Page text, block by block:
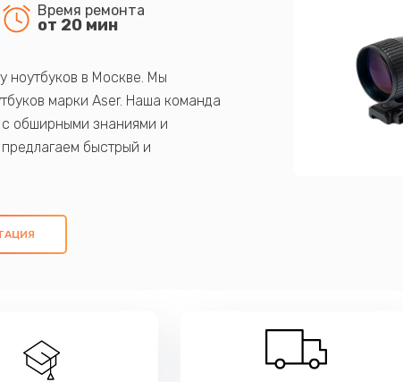
Время ремонта
от 20 мин
ноутбуков в Москве. Мы
марки Aser. Наша команда
обширными знаниями и
быстрый и
компонентов, а также
удовлетворяя их
записаться на ремонт уже